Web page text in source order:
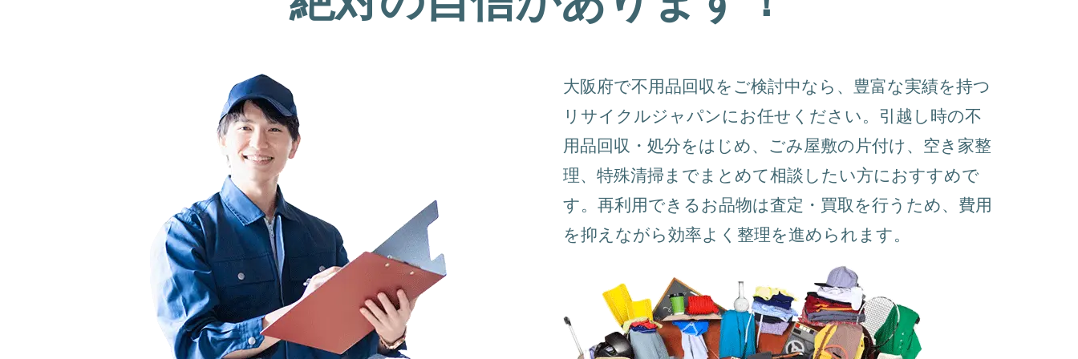
大阪府で不用品回収をご検討中なら、豊富な実績を持つ
リサイクルジャパンにお任せください。引越し時の不
用品回収・処分をはじめ、ごみ屋敷の片付け、空き家整
理、特殊清掃までまとめて相談したい方におすすめで
す。再利用できるお品物は査定・買取を行うため、費用
を抑えながら効率よく整理を進められます。